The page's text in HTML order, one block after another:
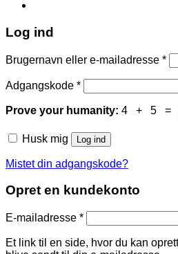
Log ind
Brugernavn eller e-mailadresse *
Adgangskode *
Prove your humanity: 4 + 5 =
Husk mig Log ind
Mistet din adgangskode?
Opret en kundekonto
E-mailadresse *
Et link til en side, hvor du kan